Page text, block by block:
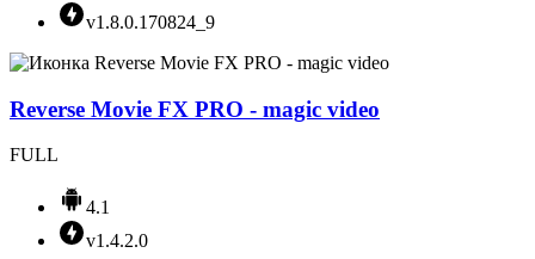
v1.8.0.170824_9
Reverse Movie FX PRO - magic video
FULL
4.1
v1.4.2.0